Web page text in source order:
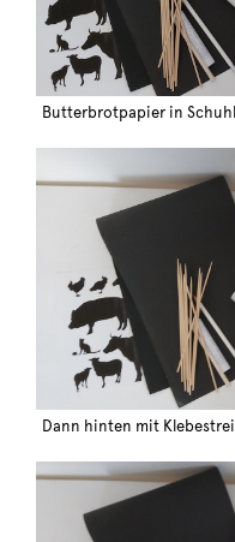
Butterbrotpapier in
Dann hinten mit